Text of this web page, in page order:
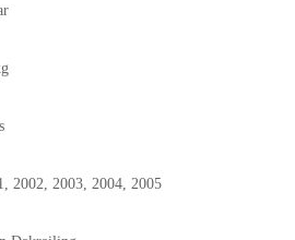
2002, 2003, 2004, 2005